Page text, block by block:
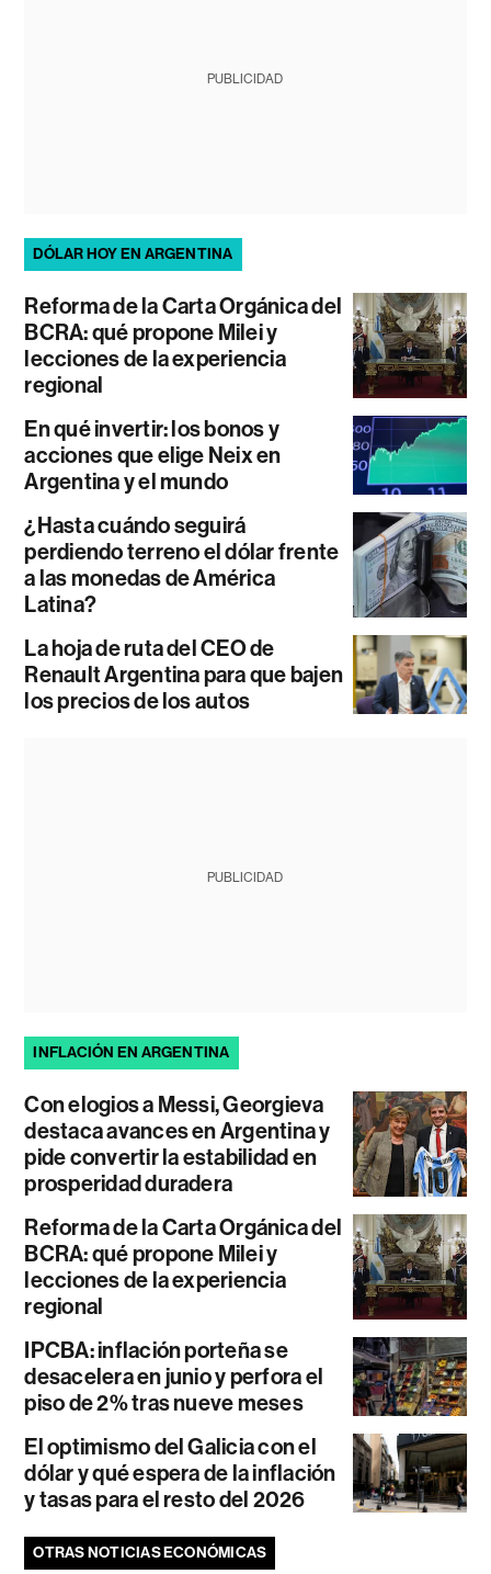
PUBLICIDAD
DÓLAR HOY EN ARGENTINA
Reforma de la Carta Orgánica del
BCRA: qué propone Milei y
lecciones de la experiencia
regional
En qué invertir: los bonos y
acciones que elige Neix en
Argentina y el mundo
¿Hasta cuándo seguirá
perdiendo terreno el dólar frente
a las monedas de América
Latina?
La hoja de ruta del CEO de
Renault Argentina para que bajen
los precios de los autos
PUBLICIDAD
INFLACIÓN EN ARGENTINA
Con elogios a Messi, Georgieva
destaca avances en Argentina y
pide convertir la estabilidad en
prosperidad duradera
Reforma de la Carta Orgánica del
BCRA: qué propone Milei y
lecciones de la experiencia
regional
IPCBA: inflación porteña se
desacelera en junio y perfora el
piso de 2% tras nueve meses
El optimismo del Galicia con el
dólar y qué espera de la inflación
y tasas para el resto del 2026
OTRAS NOTICIAS ECONÓMICAS